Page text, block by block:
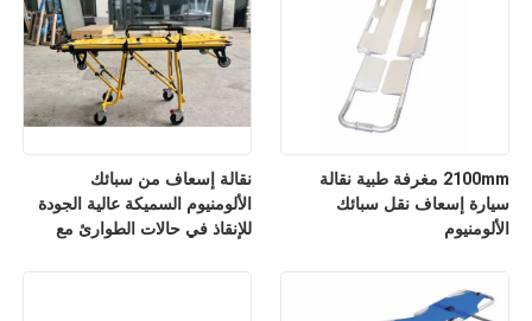
نقالة إسعاف من سبائك
الألومنيوم السميكة عالية الجودة
للإنقاذ في حالات الطوارئ مع
2100mm مغرفة طبية نقالة
سيارة إسعاف نقل سبائك
الألومنيوم